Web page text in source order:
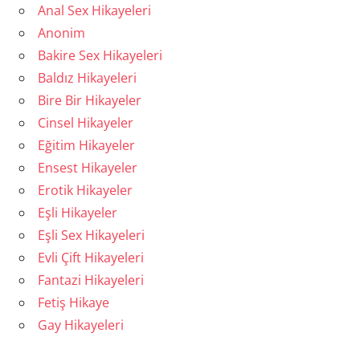
Anal Sex Hikayeleri
Anonim
Bakire Sex Hikayeleri
Baldız Hikayeleri
Bire Bir Hikayeler
Cinsel Hikayeler
Eğitim Hikayeler
Ensest Hikayeler
Erotik Hikayeler
Eşli Hikayeler
Eşli Sex Hikayeleri
Evli Çift Hikayeleri
Fantazi Hikayeleri
Fetiş Hikaye
Gay Hikayeleri